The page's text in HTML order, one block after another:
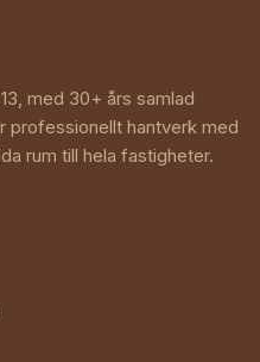
med 30+ års samlad
professionellt hantverk med
rum till hela fastigheter.